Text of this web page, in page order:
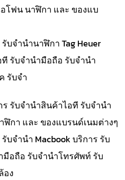
โฟน นาฬิกา และ ของแบ
บจำนำนาฬิกา Tag Heuer
รับจำนำมือถือ รับจำนำ
รับจำ
ร รับจำนำสินค้าไอที รับจำนำ
กา และ ของแบรนด์เนมต่างๆ
บจำนำ Macbook บริการ รับ
อถือ รับจำนำโทรศัพท์ รับ
อง